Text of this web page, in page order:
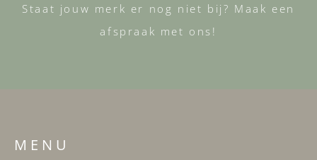
Staat jouw merk er nog niet bij? Maak een
afspraak met ons!
M E N U